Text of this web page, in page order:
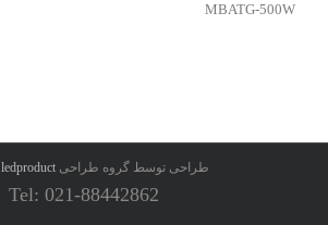
MBATG-500W
طراحی توسط گروه طراحی led4m :ledproduct
Tel: 021-88442862